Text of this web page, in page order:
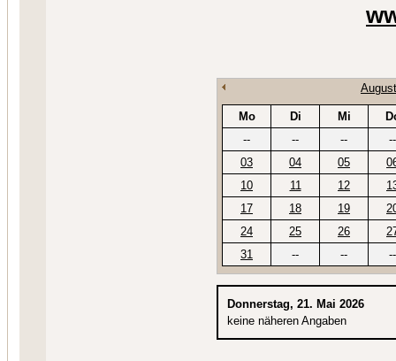
Mo Di Mi
--
-- --
--
03
04 05
10
11 12
17
18 19
24
25 26
31
-- -- --
Donnerstag, 21. Mai 2026
keine näheren Angaben